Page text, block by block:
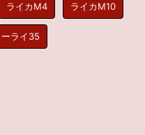
ライカM4 ライカM10
ーライ35